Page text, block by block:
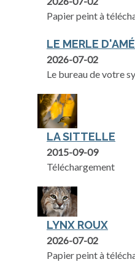
Papier peint à
LE MERLE
2026-07-02
Le bureau de votre
LA SITTELLE
2015-09-09
Téléchargement
LYNX ROUX
2026-07-02
Papier peint à